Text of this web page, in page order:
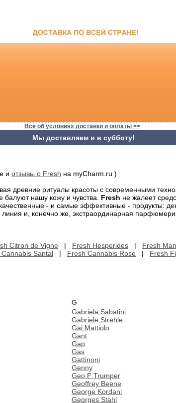
Всё об условиях доставки и оплаты >>
Мы доставляем и в субботу!
и отзывы о Fresh на myCharm.ru )
древние ритуалы красоты с современными
балуют нашу кожу и чувства. Fresh не жалеет
- и самые эффективные - продукты:
линия и, конечно же, экстраординарная
Citron de Vigne | Fresh Hesperides | Fresh
Santal | Fresh Cannabis Rose | Fresh
G
Gabriela Sabatini
Gabriele Strehle
Gai Mattiolo
Gant
Gap
Gas
Gattinoni
Genny
Geo F Trumper
Geoffrey Beene
George Kordani
Georges Stahl